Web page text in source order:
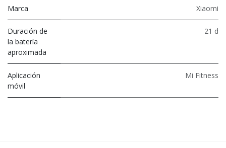
Marca Xiaomi
Duración de
la batería
aproximada
21 d
Aplicación
móvil
Mi Fitness